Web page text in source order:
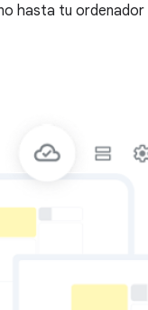
hasta tu ordenador